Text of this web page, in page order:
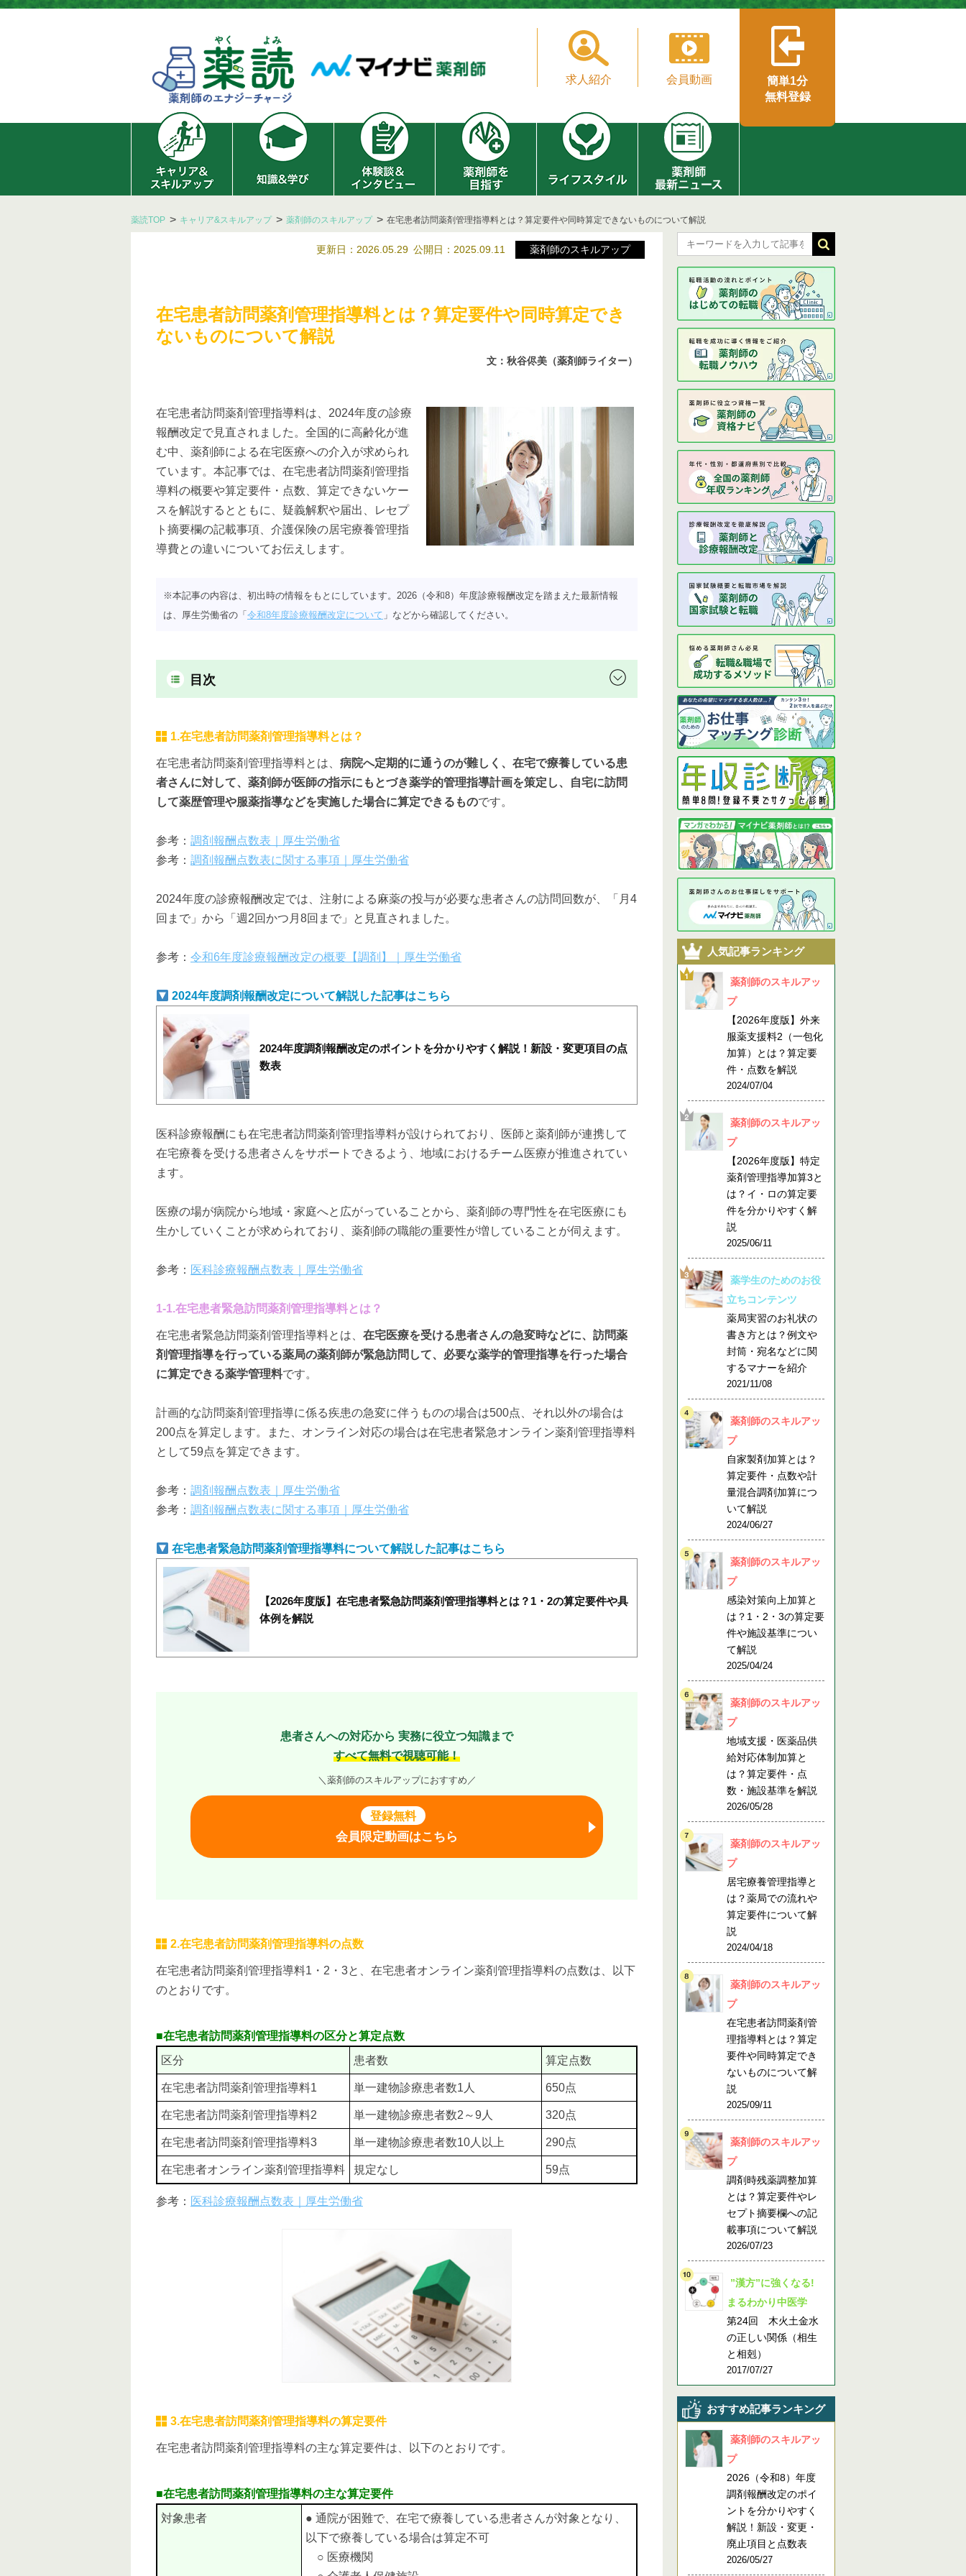
求人紹介 会員動画
簡単1分
無料登録
薬読TOP キャリア&スキルアップ 薬剤師のスキルアップ 在宅患者訪問薬剤管理指導料とは？算定要件や同時算定できないものについて解説
更新日：2026.05.29 公開日：2025.09.11 薬剤師のスキルアップ
在宅患者訪問薬剤管理指導料とは？算定要件や同時算定でき
ないものについて解説
文：秋谷侭美（薬剤師ライター）
在宅患者訪問薬剤管理指導料は、2024年度の診療
報酬改定で見直されました。全国的に高齢化が進
む中、薬剤師による在宅医療への介入が求められ
ています。本記事では、在宅患者訪問薬剤管理指
導料の概要や算定要件・点数、算定できないケー
スを解説するとともに、疑義解釈や届出、レセプ
ト摘要欄の記載事項、介護保険の居宅療養管理指
導費との違いについてお伝えします。
※本記事の内容は、初出時の情報をもとにしています。2026（令和8）年度診療報酬改定を踏まえた最新情報
は、厚生労働省の「 令和8年度診療報酬改定について 」などから確認してください。
目次
1.在宅患者訪問薬剤管理指導料とは？
在宅患者訪問薬剤管理指導料とは、 病院へ定期的に通うのが難しく、在宅で療養している患
者さんに対して、薬剤師が医師の指示にもとづき薬学的管理指導計画を策定し、自宅に訪問
して薬歴管理や服薬指導などを実施した場合に算定できるものです。
参考： 調剤報酬点数表｜厚生労働省
参考： 調剤報酬点数表に関する事項｜厚生労働省
2024年度の診療報酬改定では、注射による麻薬の投与が必要な患者さんの訪問回数が、「月4
回まで」から「週2回かつ月8回まで」と見直されました。
参考： 令和6年度診療報酬改定の概要【調剤】｜厚生労働省
2024年度調剤報酬改定について解説した記事はこちら
2024年度調剤報酬改定のポイントを分かりやすく解説！新設・変更項目の点
数表
医科診療報酬にも在宅患者訪問薬剤管理指導料が設けられており、医師と薬剤師が連携して
在宅療養を受ける患者さんをサポートできるよう、地域におけるチーム医療が推進されてい
ます。
医療の場が病院から地域・家庭へと広がっていることから、薬剤師の専門性を在宅医療にも
生かしていくことが求められており、薬剤師の職能の重要性が増していることが伺えます。
参考： 医科診療報酬点数表｜厚生労働省
1-1.在宅患者緊急訪問薬剤管理指導料とは？
在宅患者緊急訪問薬剤管理指導料とは、 在宅医療を受ける患者さんの急変時などに、訪問薬
剤管理指導を行っている薬局の薬剤師が緊急訪問して、必要な薬学的管理指導を行った場合
に算定できる薬学管理料です。
計画的な訪問薬剤管理指導に係る疾患の急変に伴うものの場合は500点、それ以外の場合は
200点を算定します。また、オンライン対応の場合は在宅患者緊急オンライン薬剤管理指導料
として59点を算定できます。
参考： 調剤報酬点数表｜厚生労働省
参考： 調剤報酬点数表に関する事項｜厚生労働省
在宅患者緊急訪問薬剤管理指導料について解説した記事はこちら
【2026年度版】在宅患者緊急訪問薬剤管理指導料とは？1・2の算定要件や具
体例を解説
患者さんへの対応から 実務に役立つ知識まで
すべて無料で視聴可能！
＼薬剤師のスキルアップにおすすめ／
登録無料
会員限定動画はこちら
2.在宅患者訪問薬剤管理指導料の点数
在宅患者訪問薬剤管理指導料1・2・3と、在宅患者オンライン薬剤管理指導料の点数は、以下
のとおりです。
■在宅患者訪問薬剤管理指導料の区分と算定点数
区分
患者数 算定点数
在宅患者訪問薬剤管理指導料1 単一建物診療患者数1人 650点
在宅患者訪問薬剤管理指導料2 単一建物診療患者数2～9人 320点
在宅患者訪問薬剤管理指導料3 単一建物診療患者数10人以上 290点
在宅患者オンライン薬剤管理指導料 規定なし 59点
参考： 医科診療報酬点数表｜厚生労働省
3.在宅患者訪問薬剤管理指導料の算定要件
在宅患者訪問薬剤管理指導料の主な算定要件は、以下のとおりです。
■在宅患者訪問薬剤管理指導料の主な算定要件
対象患者
● 通院が困難で、在宅で療養している患者さんが対象となり、
以下で療養している場合は算定不可
○ 医療機関
人気記事ランキング
薬剤師のスキルアッ
プ
【2026年度版】外来
服薬支援料2（一包化
加算）とは？算定要
件・点数を解説
2024/07/04
薬剤師のスキルアッ
プ
【2026年度版】特定
薬剤管理指導加算3と
は？イ・ロの算定要
件を分かりやすく解
説
2025/06/11
薬学生のためのお役
立ちコンテンツ
薬局実習のお礼状の
書き方とは？例文や
封筒・宛名などに関
するマナーを紹介
2021/11/08
薬剤師のスキルアッ
プ
自家製剤加算とは？
算定要件・点数や計
量混合調剤加算につ
いて解説
2024/06/27
薬剤師のスキルアッ
プ
感染対策向上加算と
は？1・2・3の算定要
件や施設基準につい
て解説
2025/04/24
薬剤師のスキルアッ
プ
地域支援・医薬品供
給対応体制加算と
は？算定要件・点
数・施設基準を解説
2026/05/28
薬剤師のスキルアッ
プ
居宅療養管理指導と
は？薬局での流れや
算定要件について解
説
2024/04/18
薬剤師のスキルアッ
プ
在宅患者訪問薬剤管
理指導料とは？算定
要件や同時算定でき
ないものについて解
説
2025/09/11
薬剤師のスキルアッ
プ
調剤時残薬調整加算
とは？算定要件やレ
セプト摘要欄への記
載事項について解説
2026/07/23
”漢方”に強くなる!
まるわかり中医学
第24回 木火土金水
の正しい関係（相生
と相剋）
2017/07/27
おすすめ記事ランキング
薬剤師のスキルアッ
プ
2026（令和8）年度
調剤報酬改定のポイ
ントを分かりやすく
解説！新設・変更・
廃止項目と点数表
2026/05/27